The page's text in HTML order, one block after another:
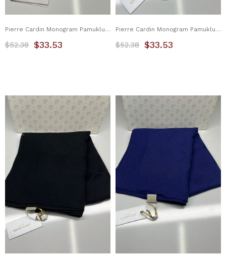
Pierre Cardin Monogram Pamuklu Şal 1080800-912
$33.53
$52.38
Pierre Cardin Monogram Pamuklu Şal 1080800-932
$33.53
$52.38